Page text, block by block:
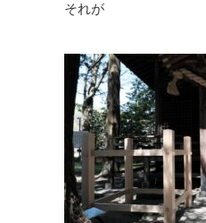
それが